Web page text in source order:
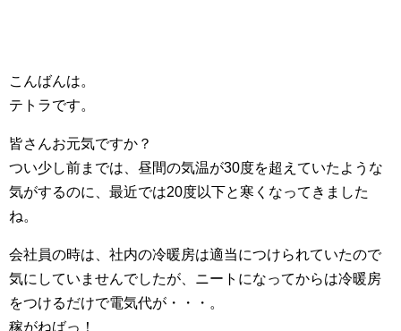
こんばんは。
テトラです。
皆さんお元気ですか？
つい少し前までは、昼間の気温が30度を超えていたような
気がするのに、最近では20度以下と寒くなってきました
ね。
会社員の時は、社内の冷暖房は適当につけられていたので
気にしていませんでしたが、ニートになってからは冷暖房
をつけるだけで電気代が・・・。
稼がねばっ！